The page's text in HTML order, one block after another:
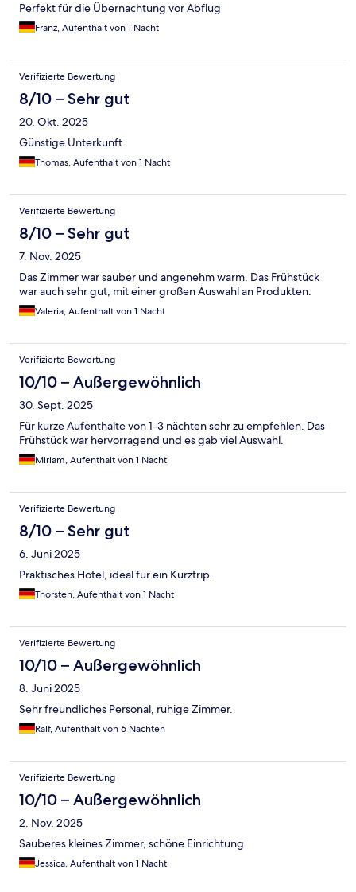
Perfekt für die Übernachtung vor Abflug
Franz, Aufenthalt von 1 Nacht
Verifizierte Bewertung
8/10 – Sehr gut
20. Okt. 2025
Günstige Unterkunft
Thomas, Aufenthalt von 1 Nacht
Verifizierte Bewertung
8/10 – Sehr gut
7. Nov. 2025
Das Zimmer war sauber und angenehm warm. Das Frühstück
war auch sehr gut, mit einer großen Auswahl an Produkten.
Valeria, Aufenthalt von 1 Nacht
Verifizierte Bewertung
10/10 – Außergewöhnlich
30. Sept. 2025
Für kurze Aufenthalte von 1-3 nächten sehr zu empfehlen. Das
Frühstück war hervorragend und es gab viel Auswahl.
Miriam, Aufenthalt von 1 Nacht
Verifizierte Bewertung
8/10 – Sehr gut
6. Juni 2025
Praktisches Hotel, ideal für ein Kurztrip.
Thorsten, Aufenthalt von 1 Nacht
Verifizierte Bewertung
10/10 – Außergewöhnlich
8. Juni 2025
Sehr freundliches Personal, ruhige Zimmer.
Ralf, Aufenthalt von 6 Nächten
Verifizierte Bewertung
10/10 – Außergewöhnlich
2. Nov. 2025
Sauberes kleines Zimmer, schöne Einrichtung
Jessica, Aufenthalt von 1 Nacht